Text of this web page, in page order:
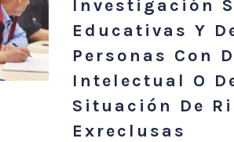
Investigación
Educativas Y
Personas Con
Intelectual O
Situación De
Exreclusas